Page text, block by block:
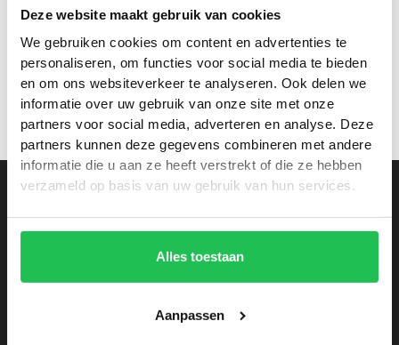
Deze website maakt gebruik van cookies
We gebruiken cookies om content en advertenties te
personaliseren, om functies voor social media te bieden
en om ons websiteverkeer te analyseren. Ook delen we
informatie over uw gebruik van onze site met onze
partners voor social media, adverteren en analyse. Deze
partners kunnen deze gegevens combineren met andere
informatie die u aan ze heeft verstrekt of die ze hebben
verzameld op basis van uw gebruik van hun services.
Alles toestaan
Aanpassen
Dan helpen we je graag. Vertel onze ontwerpers jouw
wensen, dan maken zij een voorstel voor je. Neem je
even contact met ons op?
Lees ook